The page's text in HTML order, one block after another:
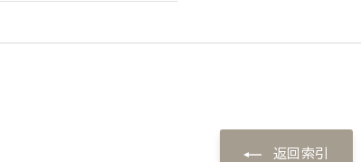
返回索引